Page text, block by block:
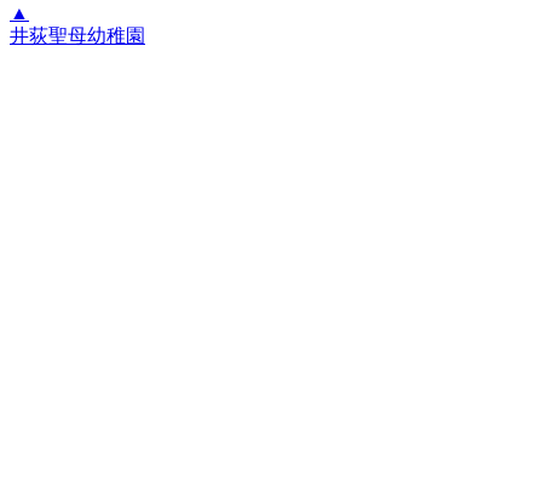
▲
井荻聖母幼稚園